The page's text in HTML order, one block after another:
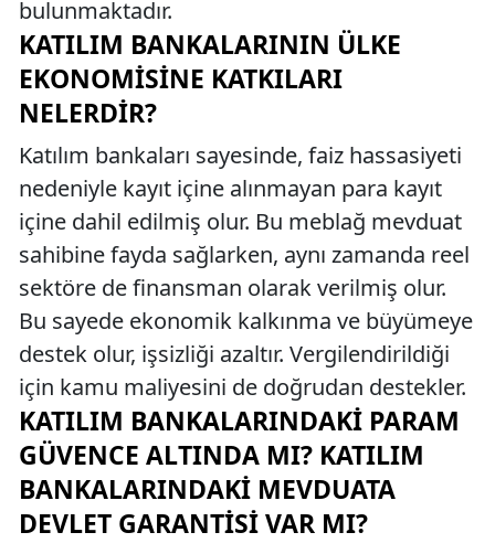
bulunmaktadır.
KATILIM BANKALARININ ÜLKE
EKONOMISINE KATKILARI
NELERDIR?
Katılım bankaları sayesinde, faiz hassasiyeti
nedeniyle kayıt içine alınmayan para kayıt
içine dahil edilmiş olur. Bu meblağ mevduat
sahibine fayda sağlarken, aynı zamanda reel
sektöre de finansman olarak verilmiş olur.
Bu sayede ekonomik kalkınma ve büyümeye
destek olur, işsizliği azaltır. Vergilendirildiği
için kamu maliyesini de doğrudan destekler.
KATILIM BANKALARINDAKI PARAM
GÜVENCE ALTINDA MI? KATILIM
BANKALARINDAKI MEVDUATA
DEVLET GARANTISI VAR MI?